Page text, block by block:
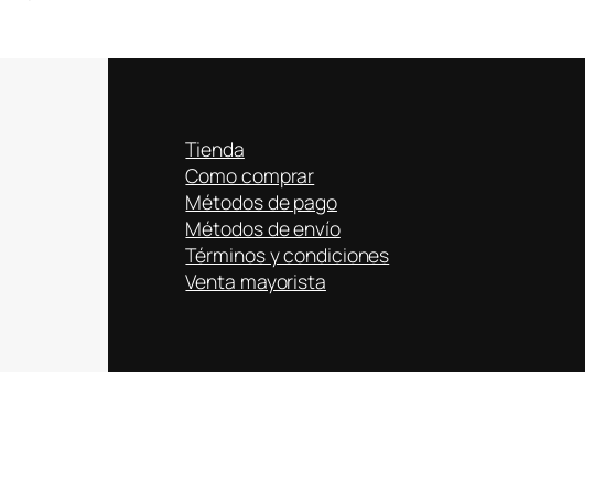
Tienda
Como comprar
Métodos de pago
Métodos de envío
Términos y condiciones
Venta mayorista